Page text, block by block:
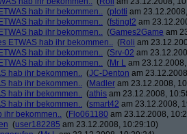
hab ihr bekommen.. (plotti am
hab ihr bekommen.. (fstingl2 am
hab ihr bekommen.. (Games2Game am
ETWAS hab ihr bekommen.. (Roli am
hab ihr bekommen.. (Srv-02 am
hab ihr bekommen.. (Mr L am
hab ihr bekommen.. (JC-Denton am
hab ihr bekommen.. (Madler am 23.12.2008,
hab ihr bekommen.. (athis am 23.12.2008,
hab ihr bekommen.. (smart42 am 23.12.2008,
ihr bekommen.. (Flo061180 am 23.12.2008,
(user182285 am 23.12.2008, 10:29:10)